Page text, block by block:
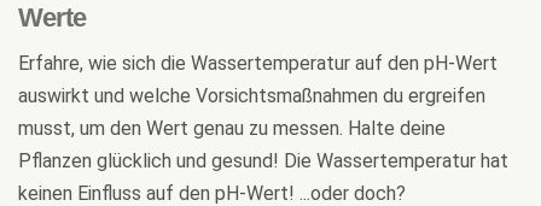
Werte
Erfahre, wie sich die Wassertemperatur auf den pH-Wert
auswirkt und welche Vorsichtsmaßnahmen du ergreifen
musst, um den Wert genau zu messen. Halte deine
Pflanzen glücklich und gesund! Die Wassertemperatur hat
keinen Einfluss auf den pH-Wert! ...oder doch?